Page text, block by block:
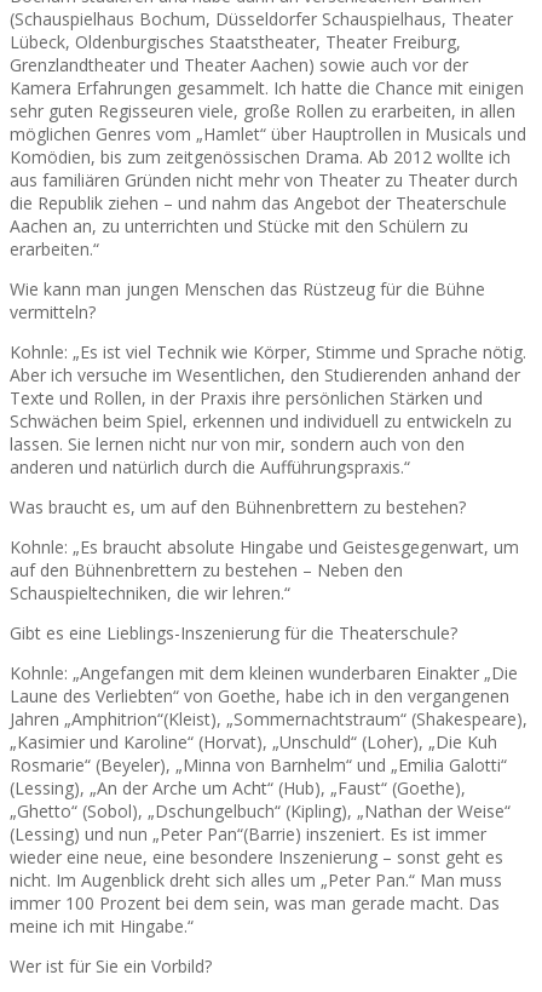
(Schauspielhaus Bochum, Düsseldorfer Schauspielhaus, Theater
Lübeck, Oldenburgisches Staatstheater, Theater Freiburg,
Grenzlandtheater und Theater Aachen) sowie auch vor der
Kamera Erfahrungen gesammelt. Ich hatte die Chance mit einigen
sehr guten Regisseuren viele, große Rollen zu erarbeiten, in allen
möglichen Genres vom „Hamlet“ über Hauptrollen in Musicals und
Komödien, bis zum zeitgenössischen Drama. Ab 2012 wollte ich
aus familiären Gründen nicht mehr von Theater zu Theater durch
die Republik ziehen – und nahm das Angebot der Theaterschule
Aachen an, zu unterrichten und Stücke mit den Schülern zu
erarbeiten.“
Wie kann man jungen Menschen das Rüstzeug für die Bühne
vermitteln?
Kohnle: „Es ist viel Technik wie Körper, Stimme und Sprache nötig.
Aber ich versuche im Wesentlichen, den Studierenden anhand der
Texte und Rollen, in der Praxis ihre persönlichen Stärken und
Schwächen beim Spiel, erkennen und individuell zu entwickeln zu
lassen. Sie lernen nicht nur von mir, sondern auch von den
anderen und natürlich durch die Aufführungspraxis.“
Was braucht es, um auf den Bühnenbrettern zu bestehen?
Kohnle: „Es braucht absolute Hingabe und Geistesgegenwart, um
auf den Bühnenbrettern zu bestehen – Neben den
Schauspieltechniken, die wir lehren.“
Gibt es eine Lieblings-Inszenierung für die Theaterschule?
Kohnle: „Angefangen mit dem kleinen wunderbaren Einakter „Die
Laune des Verliebten“ von Goethe, habe ich in den vergangenen
Jahren „Amphitrion“(Kleist), „Sommernachtstraum“ (Shakespeare),
„Kasimier und Karoline“ (Horvat), „Unschuld“ (Loher), „Die Kuh
Rosmarie“ (Beyeler), „Minna von Barnhelm“ und „Emilia Galotti“
(Lessing), „An der Arche um Acht“ (Hub), „Faust“ (Goethe),
„Ghetto“ (Sobol), „Dschungelbuch“ (Kipling), „Nathan der Weise“
(Lessing) und nun „Peter Pan“(Barrie) inszeniert. Es ist immer
wieder eine neue, eine besondere Inszenierung – sonst geht es
nicht. Im Augenblick dreht sich alles um „Peter Pan.“ Man muss
immer 100 Prozent bei dem sein, was man gerade macht. Das
meine ich mit Hingabe.“
Wer ist für Sie ein Vorbild?